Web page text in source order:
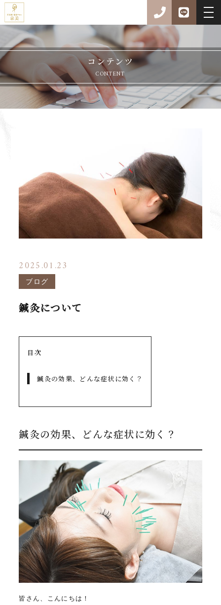
コンテンツ
CONTENT
2025.01.23
ブログ
鍼灸について
目次
鍼灸の効果、どんな症状に効く？
鍼灸の効果、どんな症状に効く？
皆さん、こんにちは！